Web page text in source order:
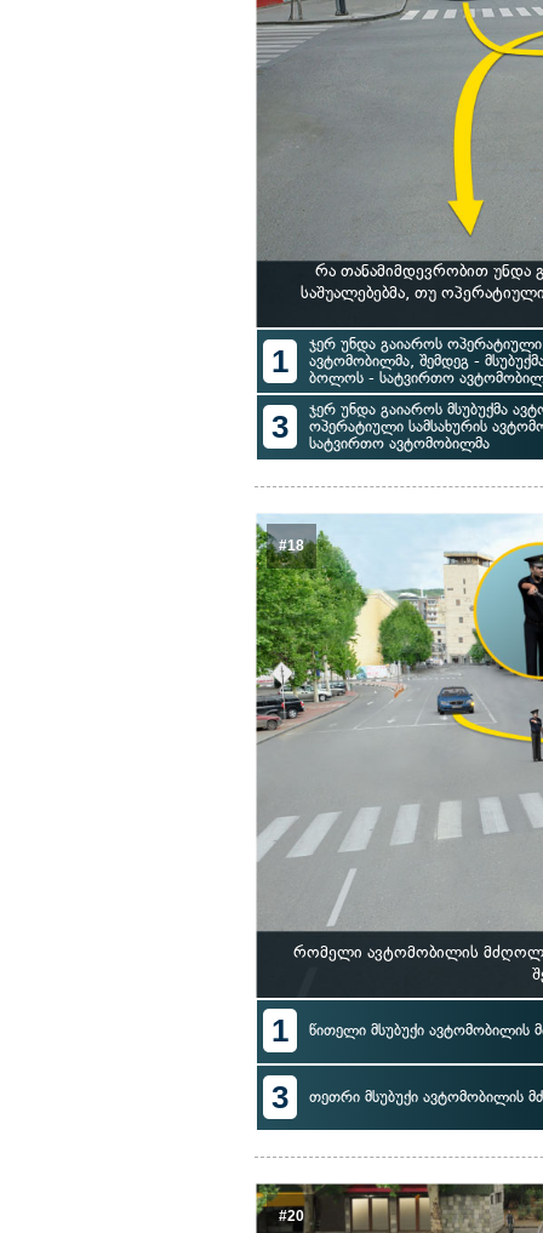
რა თანამიმდევრობით უნდა
საშუალებებმა, თუ
1
ჯერ უნდა გაიაროს ოპერატიული
ავტომობილმა, შემდეგ -
ბოლოს - სატვირთო
3
ჯერ უნდა გაიაროს მსუბუქმა
ოპერატიული სამსახურის
სატვირთო ავტომობილმა
#18
რომელი ავტომობილის მძღოლი
1 წითელი მსუბუქი ავტომობილის
3 თეთრი მსუბუქი ავტომობილის
#20